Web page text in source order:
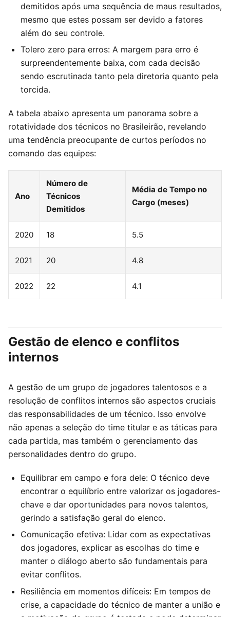
demitidos após uma sequência de maus resultados,
mesmo que estes possam ser devido a fatores
além do seu controle.
Tolero zero para erros: A margem para erro é
surpreendentemente baixa, com cada decisão
sendo escrutinada tanto pela diretoria quanto pela
torcida.
A tabela abaixo apresenta um panorama sobre a
rotatividade dos técnicos no Brasileirão, revelando
uma tendência preocupante de curtos períodos no
comando das equipes:
Ano
Número de
Técnicos
Demitidos
Média de Tempo no
Cargo (meses)
2020 18 5.5
2021 20 4.8
2022 22 4.1
Gestão de elenco e conflitos
internos
A gestão de um grupo de jogadores talentosos e a
resolução de conflitos internos são aspectos cruciais
das responsabilidades de um técnico. Isso envolve
não apenas a seleção do time titular e as táticas para
cada partida, mas também o gerenciamento das
personalidades dentro do grupo.
Equilibrar em campo e fora dele: O técnico deve
encontrar o equilíbrio entre valorizar os jogadores-
chave e dar oportunidades para novos talentos,
gerindo a satisfação geral do elenco.
Comunicação efetiva: Lidar com as expectativas
dos jogadores, explicar as escolhas do time e
manter o diálogo aberto são fundamentais para
evitar conflitos.
Resiliência em momentos difíceis: Em tempos de
crise, a capacidade do técnico de manter a união e